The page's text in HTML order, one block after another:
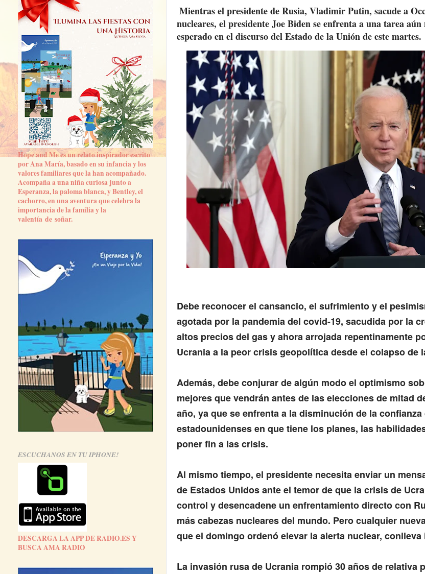
Mientras el presidente de Rusia, Vladimir Putin, sacude a
nucleares, el presidente Joe Biden se enfrenta a una tarea
esperado en el discurso del Estado de la Unión de este martes.
Debe reconocer el cansancio, el sufrimiento y el
agotada por la pandemia del covid-19, sacudida por la
altos precios del gas y ahora arrojada repentinamente
Ucrania a la peor crisis geopolítica desde el colapso de
Además, debe conjurar de algún modo el optimismo
mejores que vendrán antes de las elecciones de mitad
año, ya que se enfrenta a la disminución de la confianza
estadounidenses en que tiene los planes, las
poner fin a las crisis.
Al mismo tiempo, el presidente necesita enviar un
de Estados Unidos ante el temor de que la crisis de
control y desencadene un enfrentamiento directo con
más cabezas nucleares del mundo. Pero cualquier
que el domingo ordenó elevar la alerta nuclear,
La invasión rusa de Ucrania rompió 30 años de relativa
Hope and Me es un relato inspirador escrito
por Ana María, basado en su infancia y los
valores familiares que la han acompañado.
Acompaña a una niña curiosa junto a
Esperanza, la paloma blanca, y Bentley, el
cachorro, en una aventura que celebra la
importancia de la familia y la
valentía de soñar.
ESCUCHANOS EN TU IPHONE!
DESCARGA LA APP DE RADIO.ES Y
BUSCA AMA RADIO